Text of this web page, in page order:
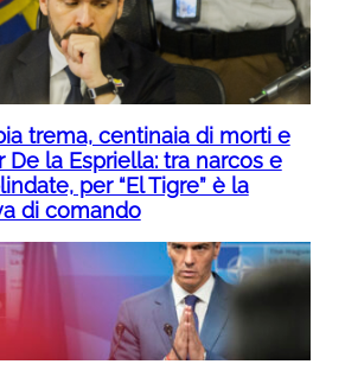
trema, centinaia di morti e
De la Espriella: tra narcos e
per “El Tigre” è la
di comando